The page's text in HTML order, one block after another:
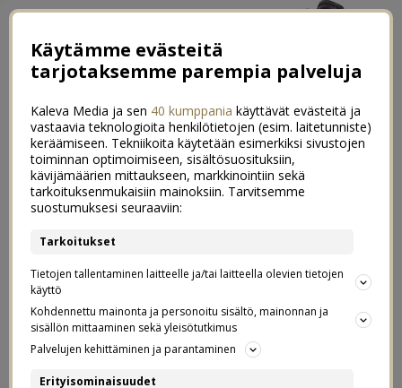
Raskausarville kyytiäkö? Swiss
Clinic Skin Resculpting Treatment
testissä
10.09.2017
Postaus on tehty kaupallisessa yhteistyössä
kanssa.
Käytämme evästeitä
tarjotaksemme parempia palveluja
Kaleva Media ja sen 40 kumppania käyttävät evästeitä ja
vastaavia teknologioita henkilötietojen (esim. laitetunniste)
keräämiseen. Tekniikoita käytetään esimerkiksi sivustojen
toiminnan optimoimiseen, sisältösuosituksiin,
kävijämäärien mittaukseen, markkinointiin sekä
tarkoituksenmukaisiin mainoksiin. Tarvitsemme
suostumuksesi seuraaviin:
Tarkoitukset
Tietojen tallentaminen laitteelle ja/tai laitteella olevien tietojen
käyttö
Kohdennettu mainonta ja personoitu sisältö, mainonnan ja
sisällön mittaaminen sekä yleisötutkimus
Palvelujen kehittäminen ja parantaminen
Erityisominaisuudet